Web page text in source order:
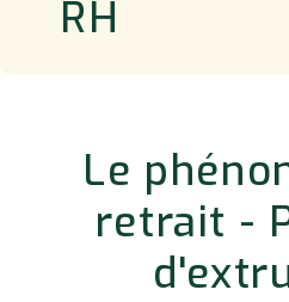
RH
Le
retrait -